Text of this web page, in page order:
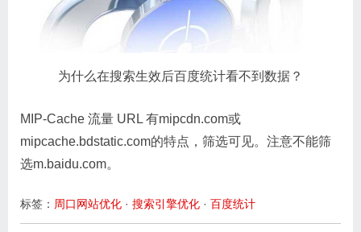
为什么在搜索生效后百度统计看不到数据？
MIP-Cache 流量 URL 有mipcdn.com或
mipcache.bdstatic.com的特点，筛选可见。注意不能筛
选m.baidu.com。
标签： 周口网站优化 · 搜索引擎优化 · 百度统计